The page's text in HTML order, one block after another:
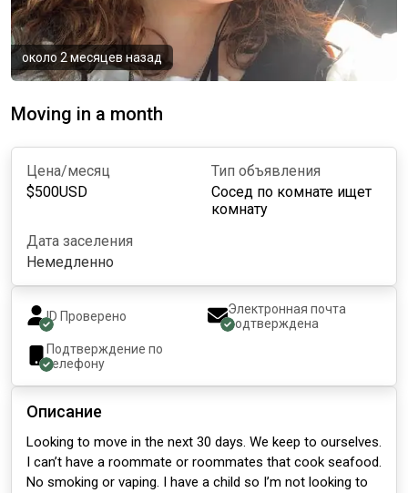
около 2 месяцев назад
Moving in a month
Цена/месяц
$500USD
Тип объявления
Сосед по комнате ищет
комнату
Дата заселения
Немедленно
ID Проверено
Электронная почта
подтверждена
Подтверждение по
телефону
Описание
Looking to move in the next 30 days. We keep to ourselves.
I can’t have a roommate or roommates that cook seafood.
No smoking or vaping. I have a child so I’m not looking to